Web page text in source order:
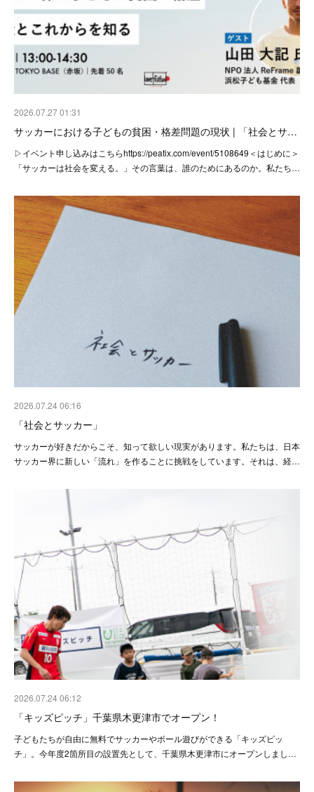
2026.07.27 01:31
サッカーにおける子どもの貧困・格差問題の現状 | 「社会とサ…
▷イベント申し込みはこちらhttps://peatix.com/event/5108649＜はじめに＞
「サッカーは社会を変える。」その言葉は、誰のためにあるのか。私たち…
2026.07.24 06:16
「社会とサッカー」
サッカーが好きだからこそ、知って欲しい現実があります。私たちは、日本
サッカー界に新しい「流れ」を作ることに挑戦をしています。それは、経…
2026.07.24 06:12
「キッズピッチ」千葉県木更津市でオープン！
子どもたちが自由に無料でサッカーやボール遊びができる「キッズピッ
チ」。今年度2箇所目の設置先として、千葉県木更津市にオープンしまし…